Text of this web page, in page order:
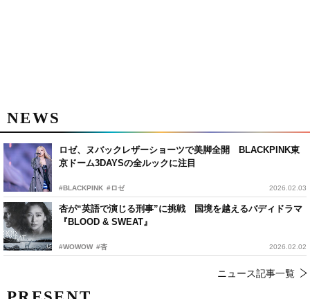
NEWS
ロゼ、ヌバックレザーショーツで美脚全開 BLACKPINK東
京ドーム3DAYSの全ルックに注目
#BLACKPINK #ロゼ 2026.02.03
杏が“英語で演じる刑事”に挑戦 国境を越えるバディドラマ
『BLOOD & SWEAT』
#WOWOW #杏 2026.02.02
ニュース記事一覧